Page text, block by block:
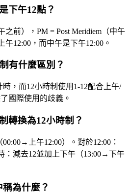
下午12點？
之前），PM = Post Meridiem（中午
12:00，而中午是下午12:00。
有什麼區別？
時，而12小時制使用1-12配合上午/
國際使用的歧義。
轉換為12小時制？
上午12:00）。對於12:00：
：減去12並加上下午（13:00→下午
為什麼？